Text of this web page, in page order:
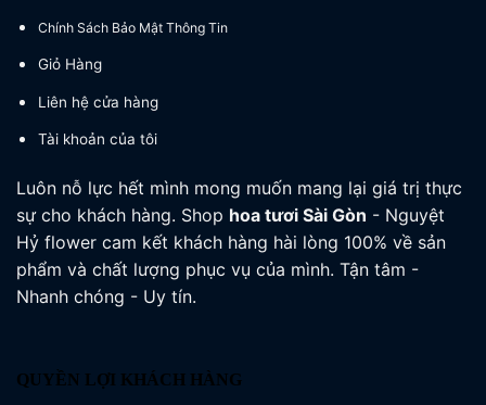
Chính Sách Bảo Mật Thông Tin
Giỏ Hàng
Liên hệ cửa hàng
Tài khoản của tôi
Luôn nỗ lực hết mình mong muốn mang lại giá trị thực
sự cho khách hàng. Shop hoa tươi Sài Gòn - Nguyệt
Hỷ flower cam kết khách hàng hài lòng 100% về sản
phẩm và chất lượng phục vụ của mình. Tận tâm -
Nhanh chóng - Uy tín.
QUYỀN LỢI KHÁCH HÀNG